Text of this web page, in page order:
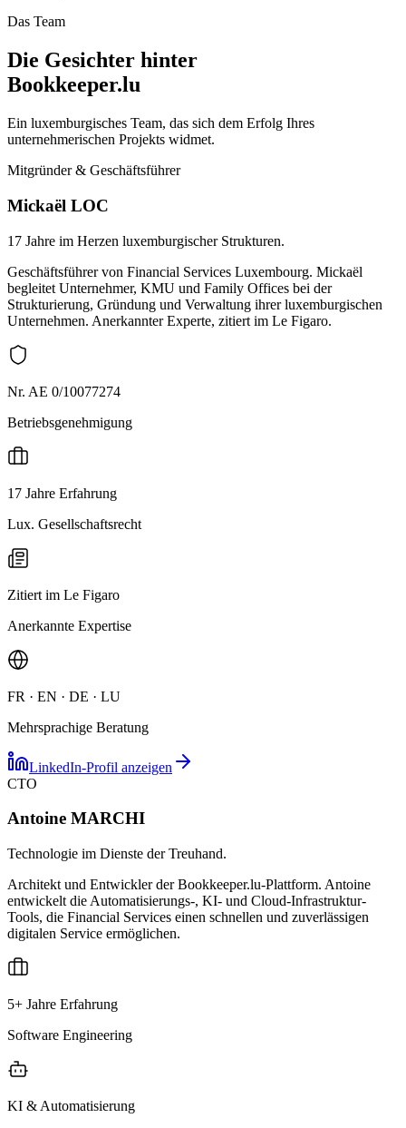
Das Team
Die Gesichter hinter
Bookkeeper.lu
Ein luxemburgisches Team, das sich dem Erfolg Ihres
unternehmerischen Projekts widmet.
Mitgründer & Geschäftsführer
Mickaël LOC
17 Jahre im Herzen luxemburgischer Strukturen.
Geschäftsführer von Financial Services Luxembourg. Mickaël
begleitet Unternehmer, KMU und Family Offices bei der
Strukturierung, Gründung und Verwaltung ihrer luxemburgischen
Unternehmen. Anerkannter Experte, zitiert im Le Figaro.
Nr. AE 0/10077274
Betriebsgenehmigung
17 Jahre Erfahrung
Lux. Gesellschaftsrecht
Zitiert im Le Figaro
Anerkannte Expertise
FR · EN · DE · LU
Mehrsprachige Beratung
LinkedIn-Profil anzeigen
CTO
Antoine MARCHI
Technologie im Dienste der Treuhand.
Architekt und Entwickler der Bookkeeper.lu-Plattform. Antoine
entwickelt die Automatisierungs-, KI- und Cloud-Infrastruktur-
Tools, die Financial Services einen schnellen und zuverlässigen
digitalen Service ermöglichen.
5+ Jahre Erfahrung
Software Engineering
KI & Automatisierung